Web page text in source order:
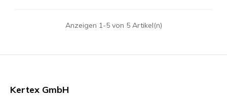
Anzeigen 1-5 von 5 Artikel(n)
Kertex GmbH